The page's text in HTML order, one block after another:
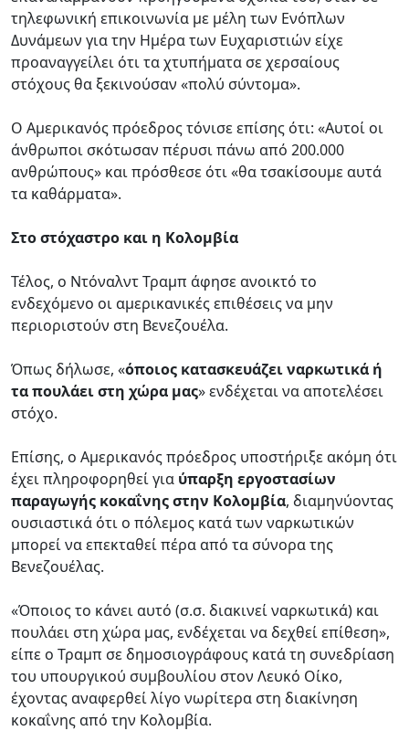
τηλεφωνική επικοινωνία με μέλη των Ενόπλων
Δυνάμεων για την Ημέρα των Ευχαριστιών είχε
προαναγγείλει ότι τα χτυπήματα σε χερσαίους
στόχους θα ξεκινούσαν «πολύ σύντομα».
O Αμερικανός πρόεδρος τόνισε επίσης ότι: «Αυτοί οι
άνθρωποι σκότωσαν πέρυσι πάνω από 200.000
ανθρώπους» και πρόσθεσε ότι «θα τσακίσουμε αυτά
τα καθάρματα».
Στο στόχαστρο και η Κολομβία
Τέλος, ο Ντόναλντ Τραμπ άφησε ανοικτό το
ενδεχόμενο οι αμερικανικές επιθέσεις να μην
περιοριστούν στη Βενεζουέλα.
Όπως δήλωσε, «όποιος κατασκευάζει ναρκωτικά ή
τα πουλάει στη χώρα μας» ενδέχεται να αποτελέσει
στόχο.
Επίσης, ο Αμερικανός πρόεδρος υποστήριξε ακόμη ότι
έχει πληροφορηθεί για ύπαρξη εργοστασίων
παραγωγής κοκαΐνης στην Κολομβία, διαμηνύοντας
ουσιαστικά ότι ο πόλεμος κατά των ναρκωτικών
μπορεί να επεκταθεί πέρα από τα σύνορα της
Βενεζουέλας.
«Όποιος το κάνει αυτό (σ.σ. διακινεί ναρκωτικά) και
πουλάει στη χώρα μας, ενδέχεται να δεχθεί επίθεση»,
είπε ο Τραμπ σε δημοσιογράφους κατά τη συνεδρίαση
του υπουργικού συμβουλίου στον Λευκό Οίκο,
έχοντας αναφερθεί λίγο νωρίτερα στη διακίνηση
κοκαΐνης από την Κολομβία.